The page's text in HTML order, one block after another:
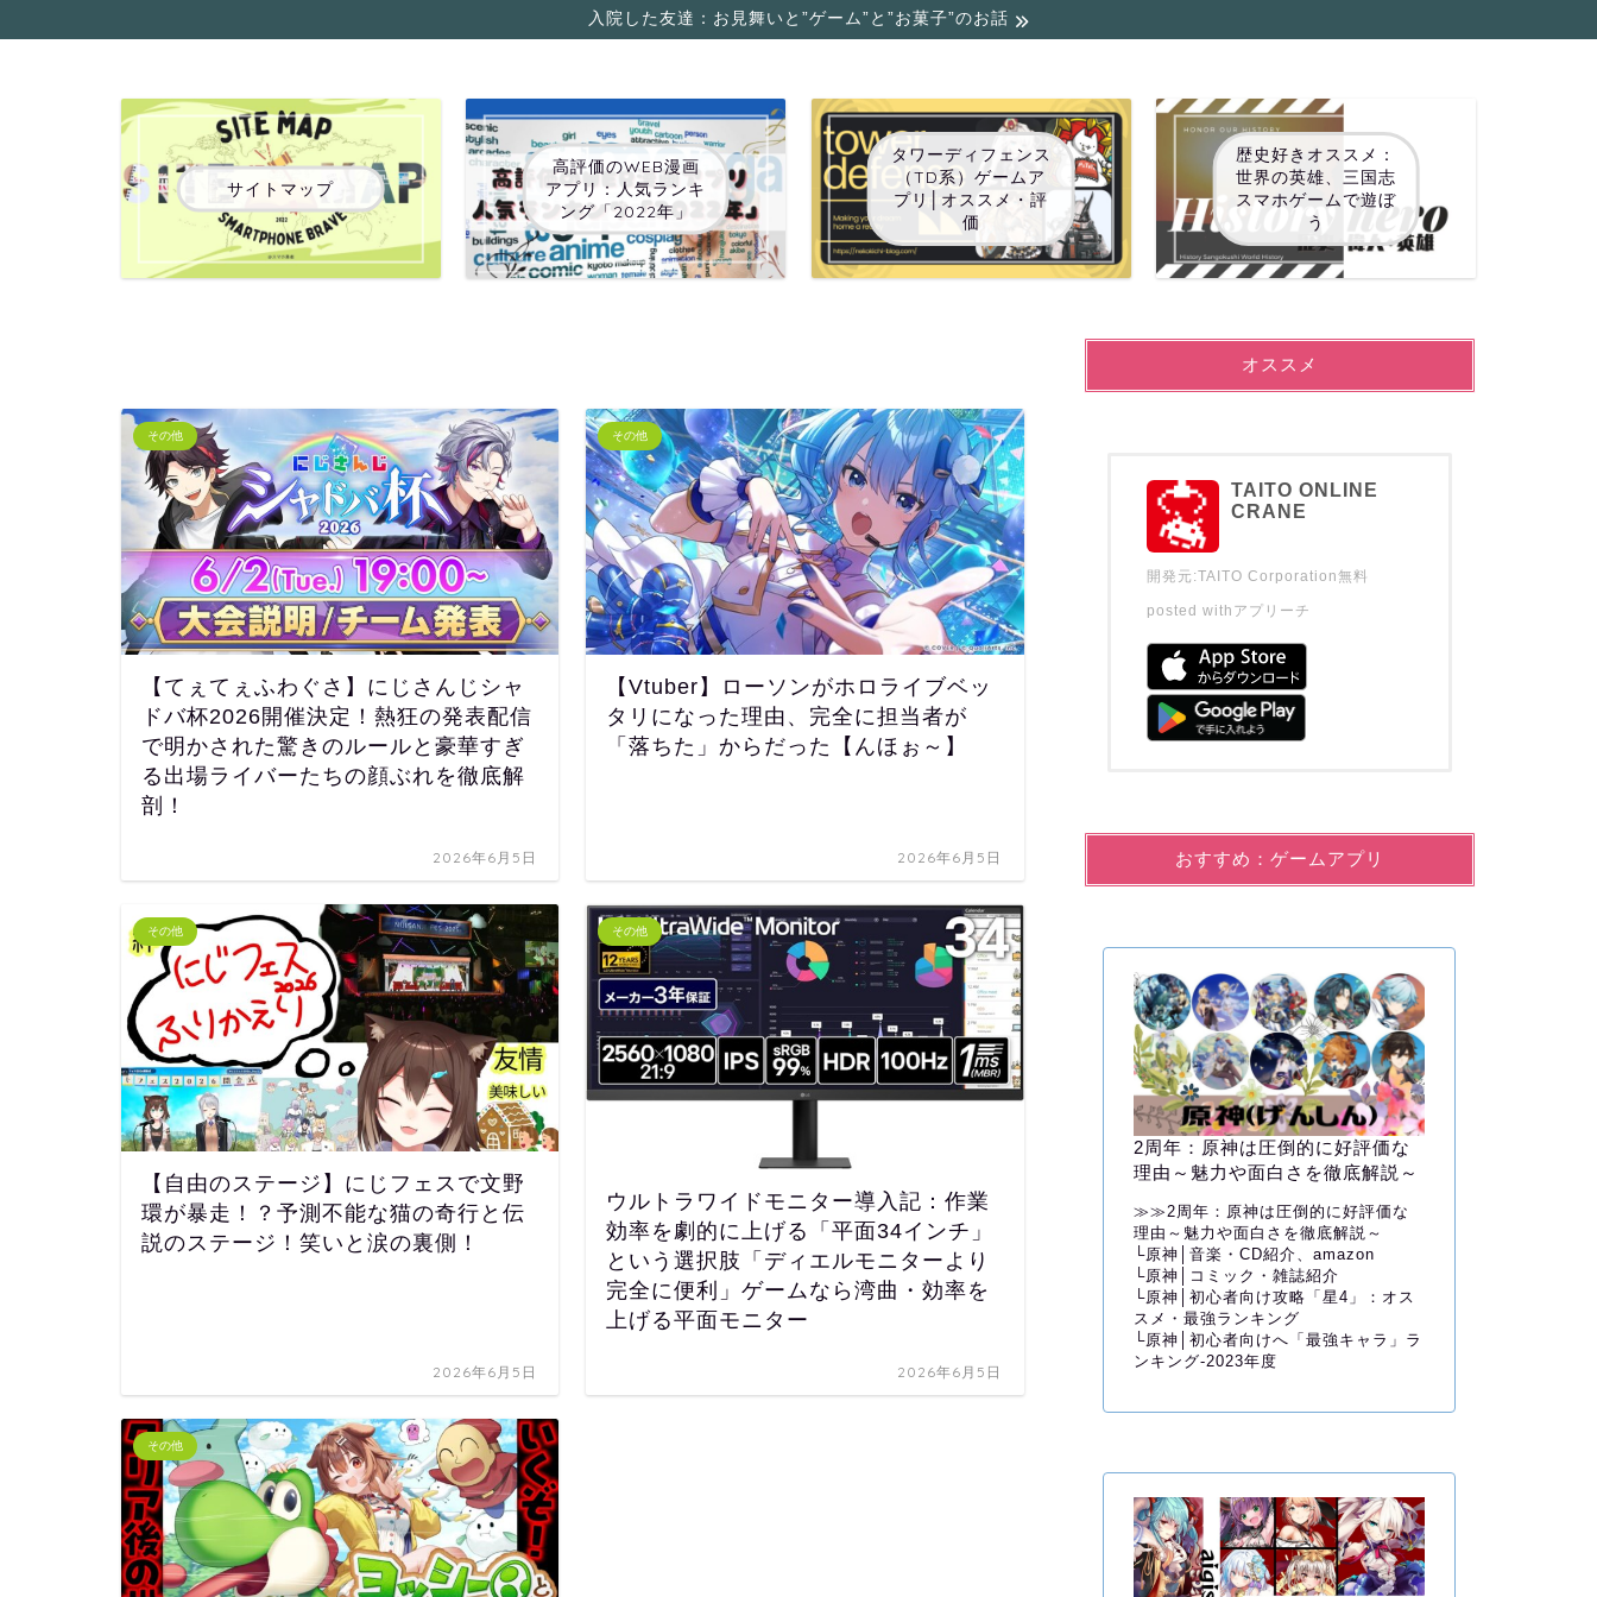
入院した友達：お見舞いと”ゲーム”と”お菓子”のお話
サイトマップ
高評価のWEB漫画
アプリ：人気ランキ
ング「2022年」
タワーディフェンス
（TD系）ゲームア
プリ│オススメ・評
価
歴史好きオススメ：
世界の英雄、三国志
スマホゲームで遊ぼ
う
その他
【てぇてぇふわぐさ】にじさんじシャ
ドバ杯2026開催決定！熱狂の発表配信
で明かされた驚きのルールと豪華すぎ
る出場ライバーたちの顔ぶれを徹底解
剖！
2026年6月5日
その他
【Vtuber】ローソンがホロライブベッ
タリになった理由、完全に担当者が
「落ちた」からだった【んほぉ～】
2026年6月5日
その他
【自由のステージ】にじフェスで文野
環が暴走！？予測不能な猫の奇行と伝
説のステージ！笑いと涙の裏側！
2026年6月5日
その他
ウルトラワイドモニター導入記：作業
効率を劇的に上げる「平面34インチ」
という選択肢「ディエルモニターより
完全に便利」ゲームなら湾曲・効率を
上げる平面モニター
2026年6月5日
その他
オススメ
TAITO ONLINE
CRANE
開発元:TAITO Corporation無料
posted with アプリーチ
おすすめ：ゲームアプリ
2周年：原神は圧倒的に好評価な
理由～魅力や面白さを徹底解説～
≫≫2周年：原神は圧倒的に好評価な
理由～魅力や面白さを徹底解説～
└原神│音楽・CD紹介、amazon
└原神│コミック・雑誌紹介
└原神│初心者向け攻略「星4」：オス
スメ・最強ランキング
└原神│初心者向けへ「最強キャラ」ラ
ンキング-2023年度